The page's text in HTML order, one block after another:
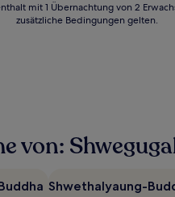
mit 1 Übernachtung von 2
zusätzliche Bedingungen gelten.
von:
Shwethalyaung-